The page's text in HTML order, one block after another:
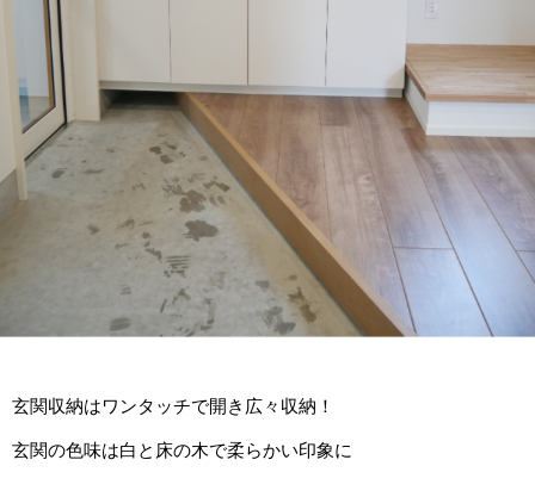
玄関収納はワンタッチで開き広々収納！
玄関の色味は白と床の木で柔らかい印象に